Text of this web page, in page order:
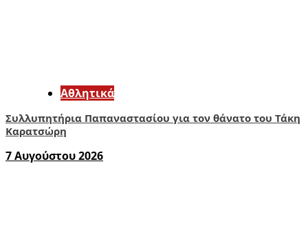
Αθλητικά
Συλλυπητήρια Παπαναστασίου για τον θάνατο του Τάκη
Καρατσώρη
7 Αυγούστου 2026